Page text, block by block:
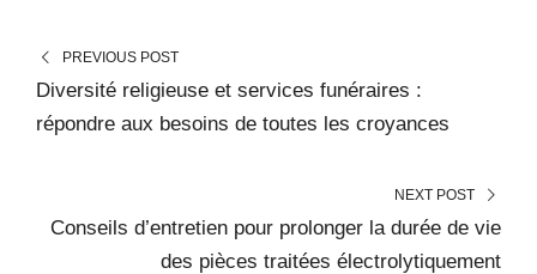
PREVIOUS POST
Diversité religieuse et services funéraires :
répondre aux besoins de toutes les croyances
NEXT POST
Conseils d’entretien pour prolonger la durée de vie
des pièces traitées électrolytiquement